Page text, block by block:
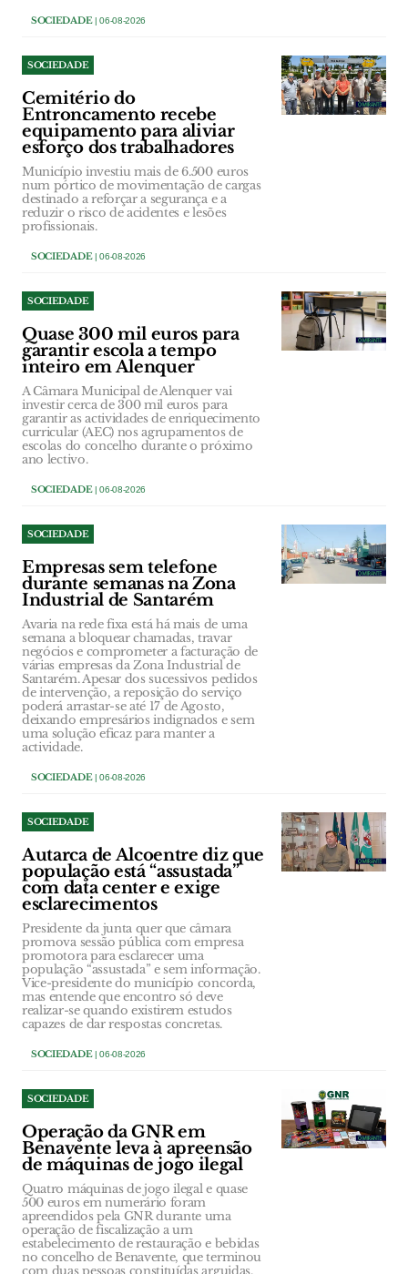
SOCIEDADE| 06-08-2026
SOCIEDADE
Cemitério do
Entroncamento recebe
equipamento para aliviar
esforço dos trabalhadores
Município investiu mais de 6.500 euros
num pórtico de movimentação de cargas
destinado a reforçar a segurança e a
reduzir o risco de acidentes e lesões
profissionais.
SOCIEDADE| 06-08-2026
SOCIEDADE
Quase 300 mil euros para
garantir escola a tempo
inteiro em Alenquer
A Câmara Municipal de Alenquer vai
investir cerca de 300 mil euros para
garantir as actividades de enriquecimento
curricular (AEC) nos agrupamentos de
escolas do concelho durante o próximo
ano lectivo.
SOCIEDADE| 06-08-2026
SOCIEDADE
Empresas sem telefone
durante semanas na Zona
Industrial de Santarém
Avaria na rede fixa está há mais de uma
semana a bloquear chamadas, travar
negócios e comprometer a facturação de
várias empresas da Zona Industrial de
Santarém. Apesar dos sucessivos pedidos
de intervenção, a reposição do serviço
poderá arrastar-se até 17 de Agosto,
deixando empresários indignados e sem
uma solução eficaz para manter a
actividade.
SOCIEDADE| 06-08-2026
SOCIEDADE
Autarca de Alcoentre diz que
população está “assustada”
com data center e exige
esclarecimentos
Presidente da junta quer que câmara
promova sessão pública com empresa
promotora para esclarecer uma
população “assustada” e sem informação.
Vice-presidente do município concorda,
mas entende que encontro só deve
realizar-se quando existirem estudos
capazes de dar respostas concretas.
SOCIEDADE| 06-08-2026
SOCIEDADE
Operação da GNR em
Benavente leva à apreensão
de máquinas de jogo ilegal
Quatro máquinas de jogo ilegal e quase
500 euros em numerário foram
apreendidos pela GNR durante uma
operação de fiscalização a um
estabelecimento de restauração e bebidas
no concelho de Benavente, que terminou